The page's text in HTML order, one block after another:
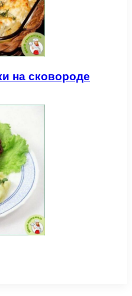
на сковороде